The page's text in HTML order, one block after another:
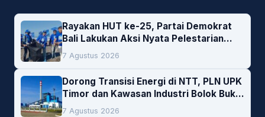
Rayakan HUT ke-25, Partai Demokrat
Bali Lakukan Aksi Nyata Pelestarian
Lingkungan
7 Agustus 2026
Dorong Transisi Energi di NTT, PLN UPK
Timor dan Kawasan Industri Bolok Buka
Peluang Investasi Woodchip untuk
7 Agustus 2026